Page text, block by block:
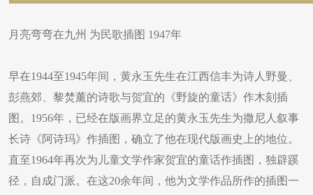
月亮弯弯在九州 为民歌插图 1947年
早在1944至1945年间，黄永玉先生在江西信丰为诗人野曼、
彭燕郊、黎焚薰的诗歌与贺宜的《野旋的童话》作木刻插
图。1956年，已经在版画界立足的黄永玉先生为撒尼人叙事
长诗《阿诗玛》作插图，确立了他在现代版画史上的地位。
直至1964年再次为儿童文学作家贺宜的童话作插图，独辟蹊
径，自成门派。在这20余年间，他为文学作品所作的插图一